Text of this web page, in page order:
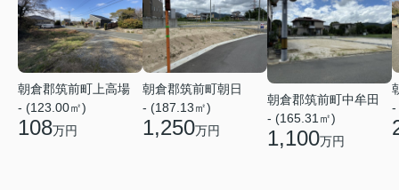
朝倉郡筑前町上高場
- (123.00㎡)
108万円
朝倉郡筑前町朝日
- (187.13㎡)
1,250万円
朝倉郡筑前町中牟田
- (165.31㎡)
1,100万円
-